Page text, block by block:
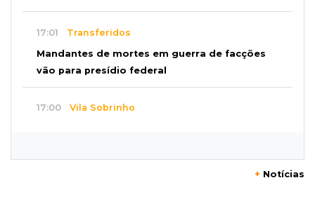
17:01 Transferidos
Mandantes de mortes em guerra de facções
vão para presídio federal
17:00 Vila Sobrinho
+ Notícias